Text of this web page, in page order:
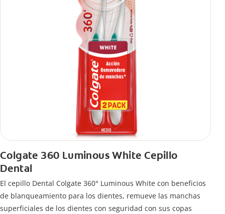
Colgate 360 Luminous White Cepillo
Dental
El cepillo Dental Colgate 360° Luminous White con beneficios
de blanqueamiento para los dientes, remueve las manchas
superficiales de los dientes con seguridad con sus copas